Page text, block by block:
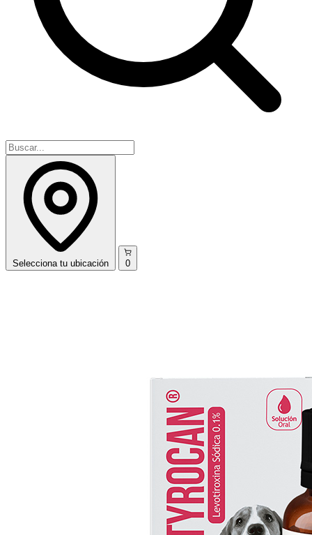
Selecciona tu ubicación 0